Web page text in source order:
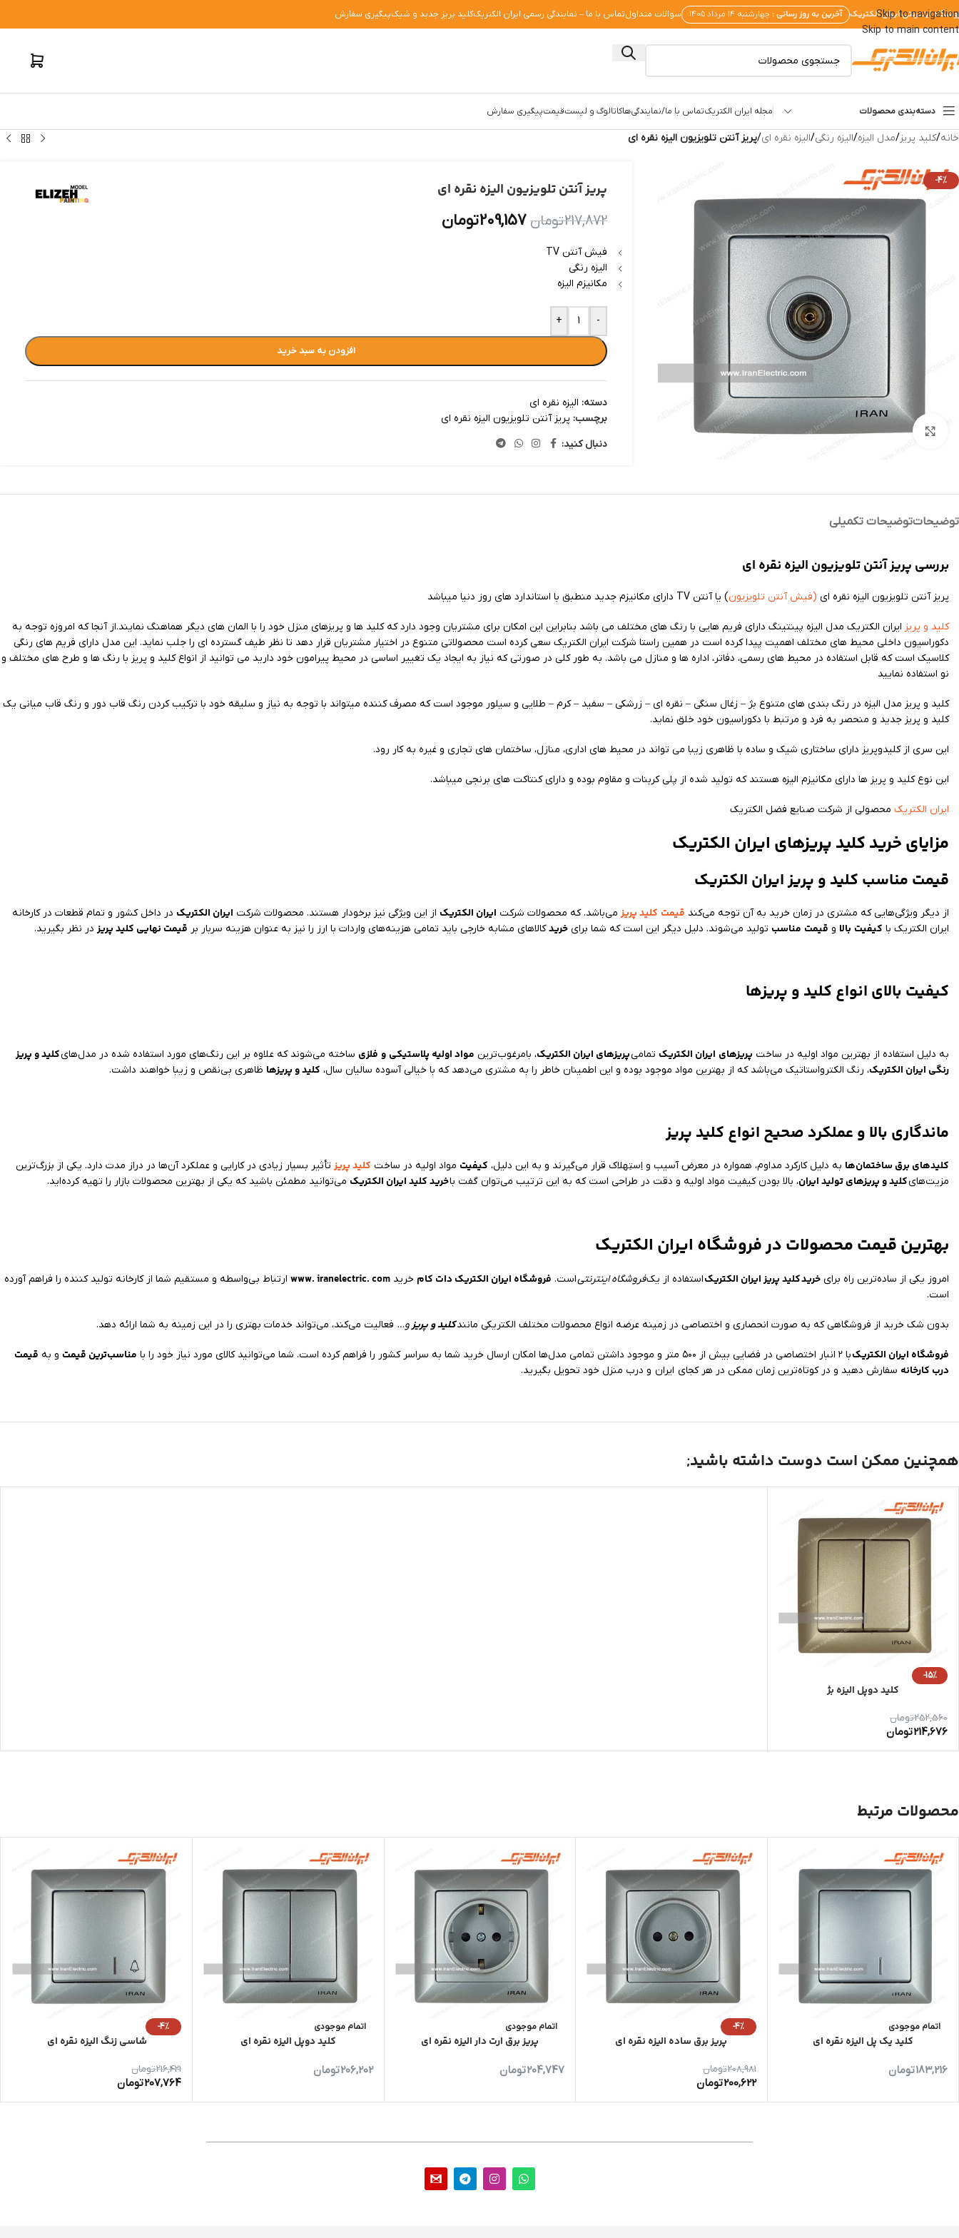
Skip to navigation
Skip to main content
اینترنتی ایران الکتریک آخرین به روز رسانی : چهارشنبه ۱۴ مرداد ۱۴۰۵ سوالات متداولتماس با ما – نمایندگی رسمی ایران الکتریککلید پریز جدید و شیکپیگیری سفارش
دسته‌بندی محصولات مجله ایران الکتریکتماس با ما/نمایندگی‌هاکاتالوگ و لیست‌قیمتپیگیری سفارش
خانه/کلید پریز/مدل الیزه/الیزه رنگی/الیزه نقره ای/پریز آنتن تلویزیون الیزه نقره ای
-4%
بزرگنمایی تصویر
پریز آنتن تلویزیون الیزه نقره ای
217,872تومان209,157تومان
فیش آنتن TV
الیزه رنگی
مکانیزم الیزه
-
+
افزودن به سبد خرید
دسته: الیزه نقره ای
برچسب: پریز آنتن تلویزیون الیزه نقره ای
دنبال کنید:
توضیحاتتوضیحات تکمیلی
بررسی پریز آنتن تلویزیون الیزه نقره ای
پریز آنتن تلویزیون الیزه نقره ای (فیش آنتن تلویزیون) یا آنتن TV دارای مکانیزم جدید منطبق با استاندارد های روز دنیا میباشد
کلید و پریز ایران الکتریک مدل الیزه پینتینگ دارای فریم هایی با رنگ های مختلف می باشد بنابراین این امکان برای مشتریان وجود دارد که کلید ها و پریزهای منزل خود را با المان های دیگر هماهنگ نمایند.از آنجا که امروزه توجه به
دکوراسیون داخلی محیط های مختلف اهمیت پیدا کرده است در همین راستا شرکت ایران الکتریک سعی کرده است محصولاتی متنوع در اختیار مشتریان قرار دهد تا نظر طیف گسترده ای را جلب نماید. این مدل دارای فریم های رنگی
کلاسیک است که قابل استفاده در محیط های رسمی، دفاتر، اداره ها و منازل می باشد. به طور کلی در صورتی که نیاز به ایجاد یک تغییر اساسی در محیط پیرامون خود دارید می توانید از انواع کلید و پریز با رنگ ها و طرح های مختلف و
نو استفاده نمایید
کلید و پریز مدل الیزه در رنگ بندی های متنوع بژ – زغال سنگی – نقره ای – زرشکی – سفید – کرم – طلایی و سیلور موجود است که مصرف کننده میتواند با توجه به نیاز و سلیقه خود با ترکیب کردن رنگ قاب دور و رنگ قاب میانی یک
کلید و پریز جدید و منحصر به فرد و مرتبط با دکوراسیون خود خلق نماید.
این سری از کلیدوپریز دارای ساختاری شیک و ساده با ظاهری زیبا می تواند در محیط های اداری، منازل، ساختمان های تجاری و غیره به کار رود.
این نوع کلید و پریز ها دارای مکانیزم الیزه هستند که تولید شده از پلی کربنات و مقاوم بوده و دارای کنتاکت های برنجی میباشد.
ایران الکتریک محصولی از شرکت صنایع فضل الکتریک
مزایای خرید کلید پریزهای ایران الکتریک
قیمت مناسب کلید و پریز ایران الکتریک
از دیگر ویژگی‌هایی که مشتری در زمان خرید به آن توجه می‌کند قیمت کلید پریز می‌باشد. که محصولات شرکت ایران الکتریک از این ویژگی نیز برخودار هستند. محصولات شرکت ایران الکتریک در داخل کشور و تمام قطعات در کارخانه
ایران الکتریک با کیفیت بالا و قیمت مناسب تولید می‌شوند. دلیل دیگر این است که شما برای خریدکالاهای مشابه خارجی باید تمامی هزینه‌های واردات با ارز را نیز به عنوان هزینه سربار بر قیمت نهایی کلید پریز در نظر بگیرید.
کیفیت بالای انواع کلید و پریزها
به دلیل استفاده از بهترین مواد اولیه در ساخت پریزهای ایران الکتریک تمامیپریزهای ایران الکتریک، بامرغوب‌ترین مواد اولیه پلاستیکی و فلزی ساخته می‌شوند که علاوه بر این رنگ‌های مورد استفاده شده در مدل‌هایکلید و پریز
رنگی ایران الکتریک، رنگ الکترواستاتیک می‌باشد که از بهترین مواد موجود بوده و این اطمینان خاطر را به مشتری می‌دهد که با خیالی آسوده سالیان سال، کلید و پریزها ظاهری بی‌نقص و زیبا خواهند داشت.
ماندگاری بالا و عملکرد صحیح انواع کلید پریز
کلیدهای برق ساختمان‌ها به دلیل کارکرد مداوم، همواره در معرض آسیب و اِستِهلاک قرار می‌گیرند و به این دلیل، کیفیت مواد اولیه در ساخت کلید پریز تأثیر بسیار زیادی در کارایی و عملکرد آن‌ها در دراز مدت دارد. یکی از بزرگ‌ترین
مزیت‌هایکلید و پریزهای تولید ایران، بالا بودن کیفیت مواد اولیه و دقت در طراحی است که به این ترتیب می‌توان گفت باخرید کلید ایران الکتریک می‌توانید مطمئن باشید که یکی از بهترین محصولات بازار را تهیه کرده‌اید.
بهترین قیمت محصولات در فروشگاه ایران الکتریک
امروز یکی از ساده‌ترین راه برای خریدکلید پریز ایران الکتریکاستفاده از یکفروشگاه اینترنتیاست. فروشگاه ایران الکتریک دات کام خرید www. iranelectric. com ارتباط بی‌واسطه و مستقیم شما از کارخانه تولید کننده را فراهم آورده
است.
بدون شک خرید از فروشگاهی که به صورت انحصاری و اختصاصی در زمینه عرضه انواع محصولات مختلف الکتریکی مانندکلید و پریزو… فعالیت می‌کند، می‌تواند خدمات بهتری را در این زمینه به شما ارائه دهد.
فروشگاه ایران الکتریکبا ۲ انبار اختصاصی در فضایی بیش از ۵۰۰ متر و موجود داشتن تمامی مدل‌ها امکان ارسال خرید شما به سراسر کشور را فراهم کرده است. شما می‌توانید کالای مورد نیاز خود را با مناسب‌ترین قیمت و به قیمت
درب کارخانه سفارش دهید و در کوتاه‌ترین زمان ممکن در هر کجای ایران و درب منزل خود تحویل بگیرید.
همچنین ممکن است دوست داشته باشید;
-15%
کلید دوپل الیزه بژ
252,560تومان
214,676تومان
محصولات مرتبط
اتمام موجودی
کلید یک پل الیزه نقره ای
183,216تومان
-4%
پریز برق ساده الیزه نقره ای
208,981تومان
200,622تومان
اتمام موجودی
پریز برق ارت دار الیزه نقره ای
204,747تومان
اتمام موجودی
کلید دوپل الیزه نقره ای
206,202تومان
-4%
شاسی زنگ الیزه نقره ای
216,421تومان
207,764تومان